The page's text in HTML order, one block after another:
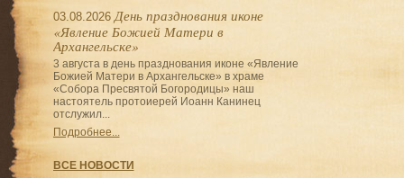
03.08.2026 День празднования иконе
«Явление Божией Матери в
Архангельске»
3 августа в день празднования иконе «Явление
Божией Матери в Архангельске» в храме
«Собора Пресвятой Богородицы» наш
настоятель протоиерей Иоанн Канинец
отслужил...
Подробнее...
ВСЕ НОВОСТИ